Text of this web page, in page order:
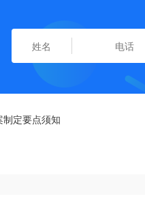
定要点须知